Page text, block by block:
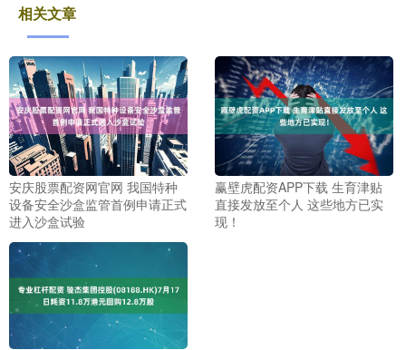
相关文章
安庆股票配资网官网 我国特种
设备安全沙盒监管首例申请正式
进入沙盒试验
赢壁虎配资APP下载 生育津贴
直接发放至个人 这些地方已实
现！